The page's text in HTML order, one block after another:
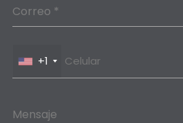
Correo *
+1
Mensaje